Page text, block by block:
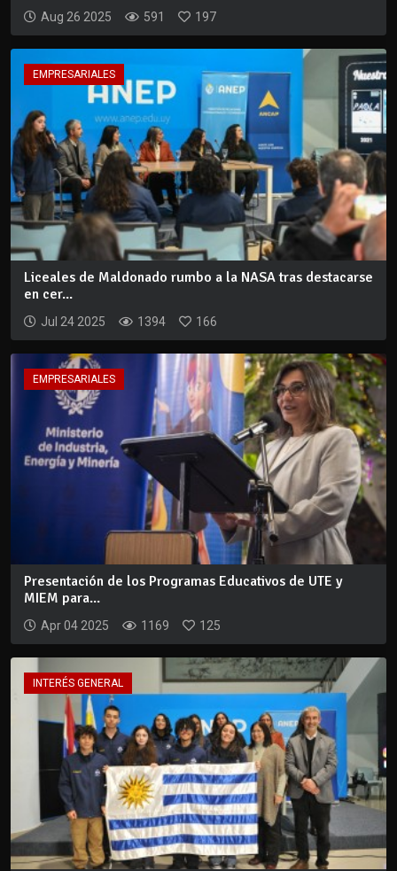
Aug 26 2025 591 197
EMPRESARIALES
Liceales de Maldonado rumbo a la NASA tras destacarse
en cer...
Jul 24 2025 1394 166
EMPRESARIALES
Presentación de los Programas Educativos de UTE y
MIEM para...
Apr 04 2025 1169 125
INTERÉS GENERAL